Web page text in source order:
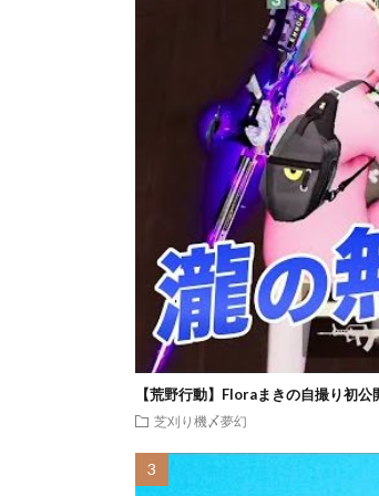
【荒野行動】Floraまきの自撮り初
芝刈り機〆夢幻